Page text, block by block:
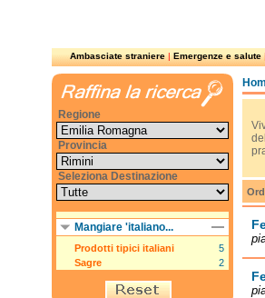
Ambasciate straniere|Emergenze e salute
Regione
Provincia
Seleziona Destinazione
Mangiare 'italiano...
Prodotti tipici italiani
5
Sagre
2